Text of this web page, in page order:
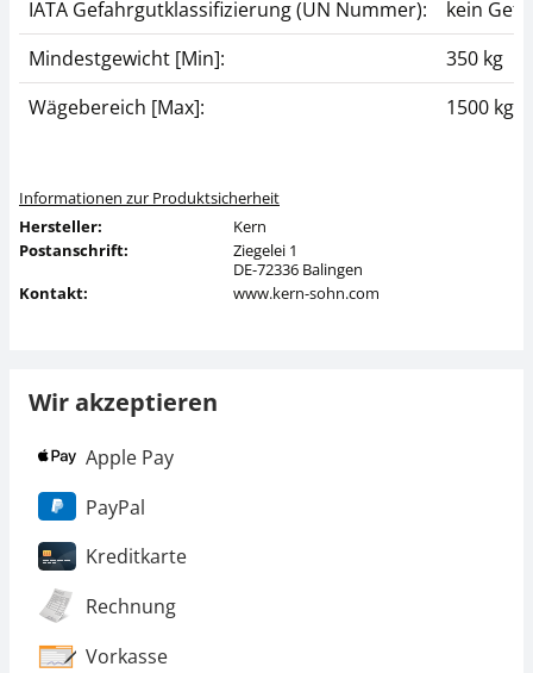
IATA Gefahrgutklassifizierung (UN Nummer):
kein
Mindestgewicht [Min]:
350 kg
Wägebereich [Max]:
1500 kg
Informationen zur Produktsicherheit
Hersteller:
Kern
Postanschrift:
Ziegelei 1
DE-72336 Balingen
Kontakt:
www.kern-sohn.com
Wir akzeptieren
Apple Pay
PayPal
Kreditkarte
Rechnung
Vorkasse